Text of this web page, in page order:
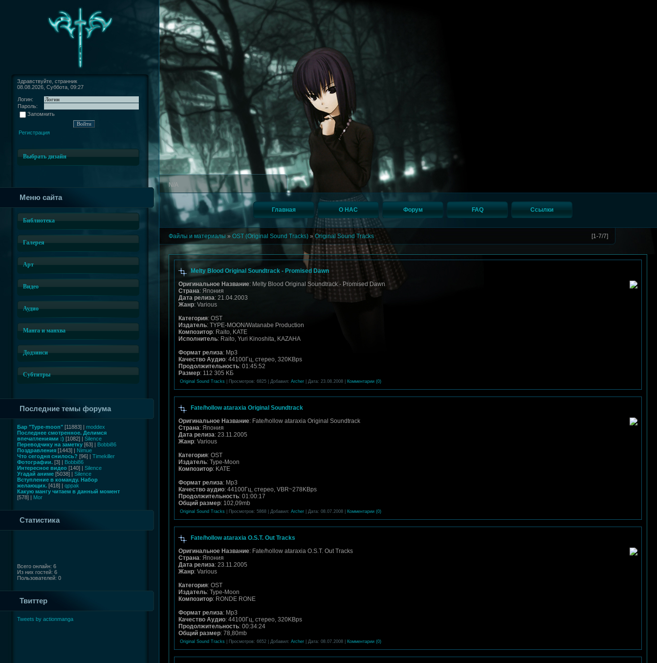
Здравствуйте, странник
08.08.2026, Суббота, 09:27
Логин:
Пароль:
Запомнить
Регистрация
Выбрать дизайн
Меню сайта
Библиотека
Галерея
Арт
Видео
Аудио
Манга и манхва
Додзинси
Субтитры
Последние темы форума
Бар "Type-moon" [11883] | moddex
Последнее смотренное. Делимся
впечатлениями :) [1082] | Silence
Переводчику на заметку [63] | Bobbi86
Поздравления [1443] | Nimue
Что сегодня снилось? [96] | Timekiller
Фотографии. [3] | Bobbi86
Интересное видео [140] | Silence
Угадай аниме [5038] | Silence
Вступление в команду. Набор
желающих. [418] | qppak
Какую мангу читаем в данный момент
[578] | Mor
Статистика
Всего онлайн: 6
Из них гостей: 6
Пользователей: 0
Твиттер
Tweets by actionmanga
N/A
Главная О НАС Форум FAQ Ссылки
Файлы и материалы » OST (Original Sound Tracks) » Original Sound Tracks [1-7/7]
Melty Blood Original Soundtrack - Promised Dawn
Оригинальное Название: Melty Blood Original Soundtrack - Promised Dawn
Страна: Япония
Дата релиза: 21.04.2003
Жанр: Various
Категория: OST
Издатель: TYPE-MOON/Watanabe Production
Композитор: Raito, KATE
Исполнитель: Raito, Yuri Kinoshita, KAZAHA
Формат релиза: Mp3
Качество Аудио: 44100Гц, стерео, 320KBps
Продолжительность: 01:45:52
Размер: 112 305 KБ
Original Sound Tracks | Просмотров: 6825 | Добавил: Archer | Дата: 23.08.2008 Комментарии (0)
Fate/hollow ataraxia Original Soundtrack
Оригинальное Название: Fate/hollow ataraxia Original Soundtrack
Страна: Япония
Дата релиза: 23.11.2005
Жанр: Various
Категория: OST
Издатель: Type-Moon
Композитор: KATE
Формат релиза: Mp3
Качество аудио: 44100Гц, стерео, VBR~278KBps
Продолжительность: 01:00:17
Общий размер: 102,09mb
Original Sound Tracks | Просмотров: 5868 | Добавил: Archer | Дата: 08.07.2008 Комментарии (0)
Fate/hollow ataraxia O.S.T. Out Tracks
Оригинальное Название: Fate/hollow ataraxia O.S.T. Out Tracks
Страна: Япония
Дата релиза: 23.11.2005
Жанр: Various
Категория: OST
Издатель: Type-Moon
Композитор: RONDE RONE
Формат релиза: Mp3
Качество Аудио: 44100Гц, стерео, 320KBps
Продолжительность: 00:34:24
Общий размер: 78,80mb
Original Sound Tracks | Просмотров: 6652 | Добавил: Archer | Дата: 08.07.2008 Комментарии (0)